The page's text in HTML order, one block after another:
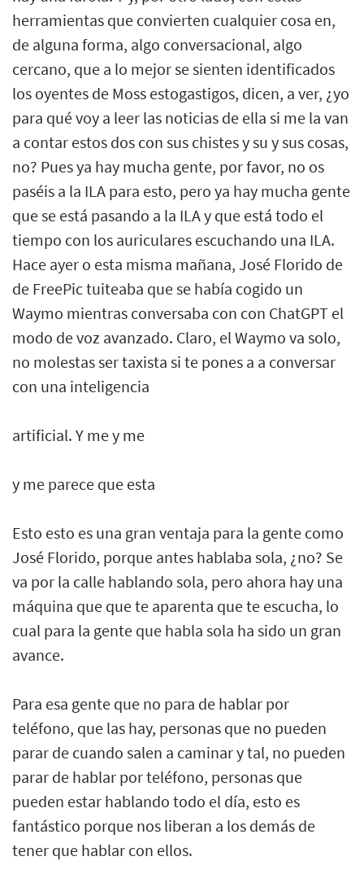
herramientas que convierten cualquier cosa en,
de alguna forma, algo conversacional, algo
cercano, que a lo mejor se sienten identificados
los oyentes de Moss estogastigos, dicen, a ver, ¿yo
para qué voy a leer las noticias de ella si me la van
a contar estos dos con sus chistes y su y sus cosas,
no? Pues ya hay mucha gente, por favor, no os
paséis a la ILA para esto, pero ya hay mucha gente
que se está pasando a la ILA y que está todo el
tiempo con los auriculares escuchando una ILA.
Hace ayer o esta misma mañana, José Florido de
de FreePic tuiteaba que se había cogido un
Waymo mientras conversaba con con ChatGPT el
modo de voz avanzado. Claro, el Waymo va solo,
no molestas ser taxista si te pones a a conversar
con una inteligencia
artificial. Y me y me
y me parece que esta
Esto esto es una gran ventaja para la gente como
José Florido, porque antes hablaba sola, ¿no? Se
va por la calle hablando sola, pero ahora hay una
máquina que que te aparenta que te escucha, lo
cual para la gente que habla sola ha sido un gran
avance.
Para esa gente que no para de hablar por
teléfono, que las hay, personas que no pueden
parar de cuando salen a caminar y tal, no pueden
parar de hablar por teléfono, personas que
pueden estar hablando todo el día, esto es
fantástico porque nos liberan a los demás de
tener que hablar con ellos.